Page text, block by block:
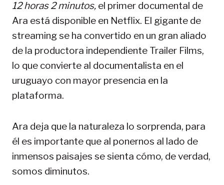
12 horas 2 minutos, el primer documental de
Ara está disponible en Netflix. El gigante de
streaming se ha convertido en un gran aliado
de la productora independiente Trailer Films,
lo que convierte al documentalista en el
uruguayo con mayor presencia en la
plataforma.
Ara deja que la naturaleza lo sorprenda, para
él es importante que al ponernos al lado de
inmensos paisajes se sienta cómo, de verdad,
somos diminutos.